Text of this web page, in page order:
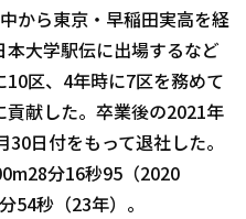
から東京・早稲田実高を経
大学駅伝に出場するなど
区、4年時に7区を務めて
貢献した。卒業後の2021年
日付をもって退社した。
分16秒95（2020
54秒（23年）。